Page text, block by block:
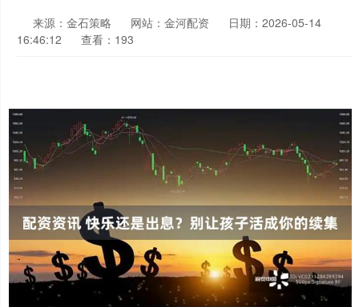
来源：金石策略 网站：金河配资
日期：2026-05-14
16:46:12
查看：193